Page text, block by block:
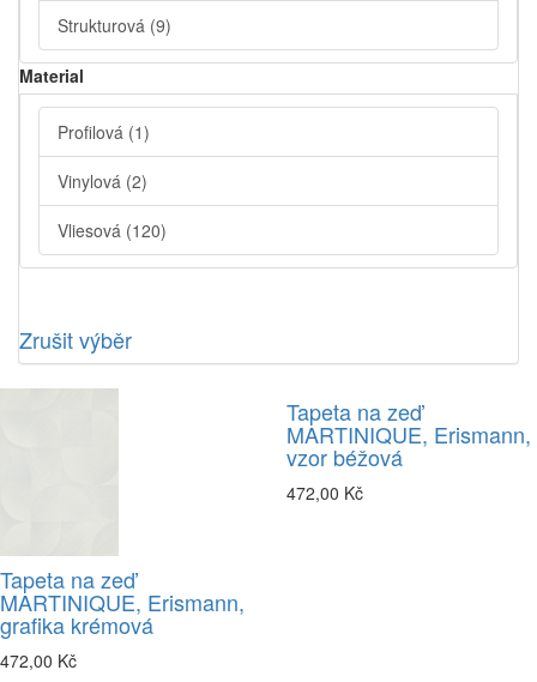
Strukturová (9)
Material
Profilová (1)
Vinylová (2)
Vliesová (120)
Zrušit výběr
Tapeta na zeď
MARTINIQUE, Erismann,
grafika krémová
472,00 Kč
Tapeta na zeď
MARTINIQUE, Erismann,
vzor béžová
472,00 Kč